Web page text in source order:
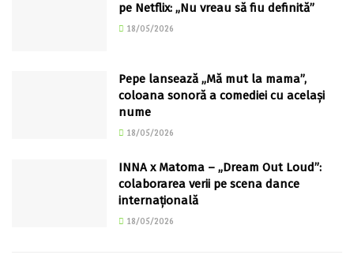
pe Netflix: „Nu vreau să fiu definită”
18/05/2026
Pepe lansează „Mă mut la mama”,
coloana sonoră a comediei cu același
nume
18/05/2026
INNA x Matoma – „Dream Out Loud”:
colaborarea verii pe scena dance
internațională
18/05/2026